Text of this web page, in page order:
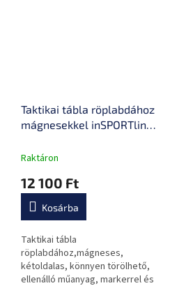
Taktikai tábla röplabdához
mágnesekkel inSPORTline
Raktáron
12 100 Ft
Kosárba
Taktikai tábla
röplabdához,mágneses,
kétoldalas, könnyen törölhető,
ellenálló műanyag, markerrel és